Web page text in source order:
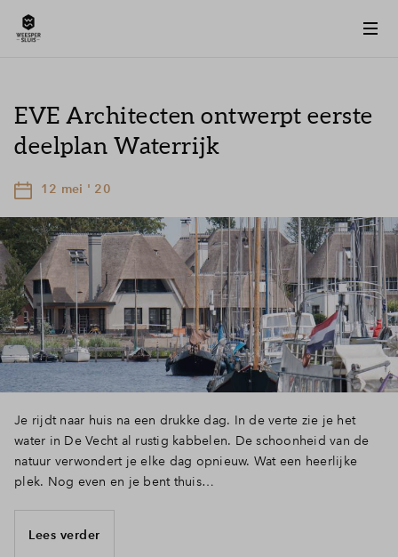
EVE Architecten ontwerpt eerste
deelplan Waterrijk
12 mei ' 20
Je rijdt naar huis na een drukke dag. In de verte zie je het
water in De Vecht al rustig kabbelen. De schoonheid van de
natuur verwondert je elke dag opnieuw. Wat een heerlijke
plek. Nog even en je bent thuis…
Lees verder